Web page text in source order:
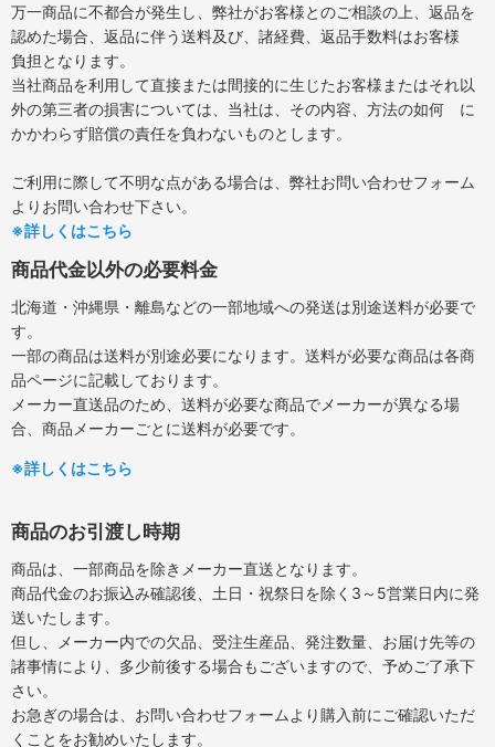
万一商品に不都合が発生し、弊社がお客様とのご相談の上、返品を
認めた場合、返品に伴う送料及び、諸経費、返品手数料はお客様
負担となります。
当社商品を利用して直接または間接的に生じたお客様またはそれ以
外の第三者の損害については、当社は、その内容、方法の如何 に
かかわらず賠償の責任を負わないものとします。
ご利用に際して不明な点がある場合は、弊社お問い合わせフォーム
よりお問い合わせ下さい。
※詳しくはこちら
商品代金以外の必要料金
北海道・沖縄県・離島などの一部地域への発送は別途送料が必要で
す。
一部の商品は送料が別途必要になります。送料が必要な商品は各商
品ページに記載しております。
メーカー直送品のため、送料が必要な商品でメーカーが異なる場
合、商品メーカーごとに送料が必要です。
※詳しくはこちら
商品のお引渡し時期
商品は、一部商品を除きメーカー直送となります。
商品代金のお振込み確認後、土日・祝祭日を除く3～5営業日内に発
送いたします。
但し、メーカー内での欠品、受注生産品、発注数量、お届け先等の
諸事情により、多少前後する場合もございますので、予めご了承下
さい。
お急ぎの場合は、お問い合わせフォームより購入前にご確認いただ
くことをお勧めいたします。